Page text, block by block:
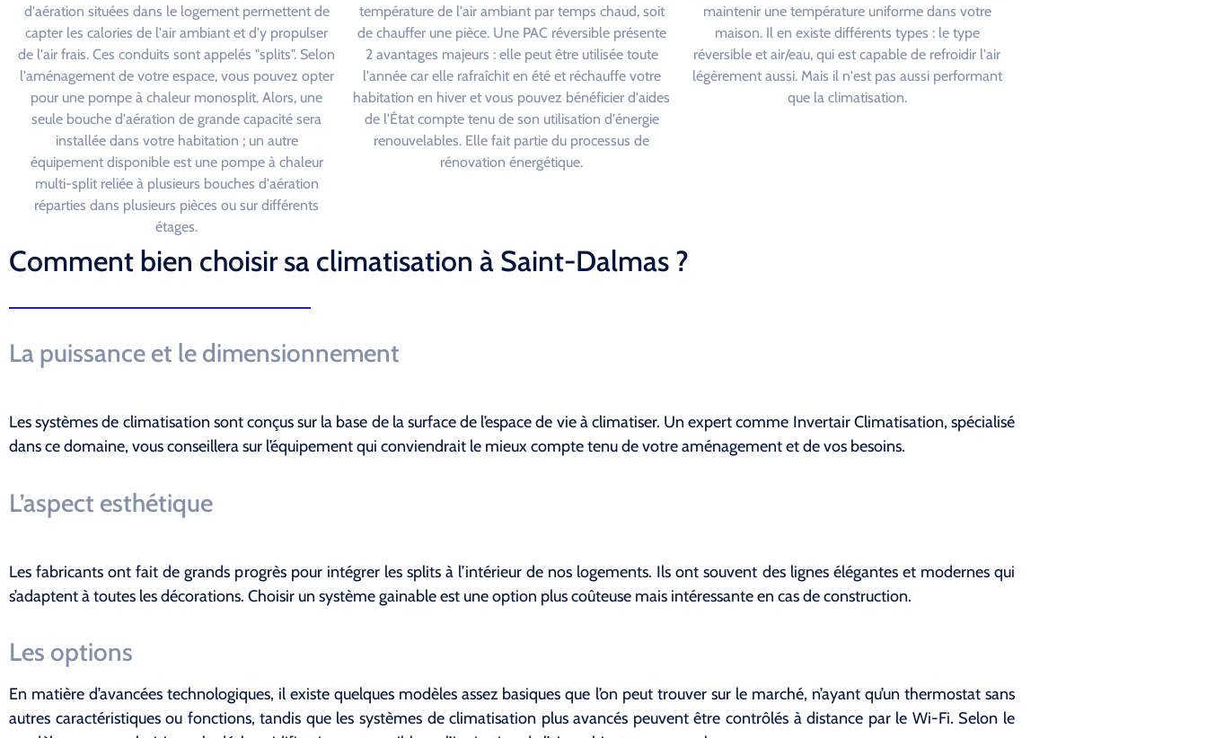
d'aération situées dans le logement permettent de
capter les calories de l'air ambiant et d'y propulser
de l'air frais. Ces conduits sont appelés "splits". Selon
l'aménagement de votre espace, vous pouvez opter
pour une pompe à chaleur monosplit. Alors, une
seule bouche d'aération de grande capacité sera
installée dans votre habitation ; un autre
équipement disponible est une pompe à chaleur
multi-split reliée à plusieurs bouches d'aération
réparties dans plusieurs pièces ou sur différents
étages.
température de l'air ambiant par temps chaud, soit
de chauffer une pièce. Une PAC réversible présente
2 avantages majeurs : elle peut être utilisée toute
l'année car elle rafraîchit en été et réchauffe votre
habitation en hiver et vous pouvez bénéficier d'aides
de l'État compte tenu de son utilisation d'énergie
renouvelables. Elle fait partie du processus de
rénovation énergétique.
maintenir une température uniforme dans votre
maison. Il en existe différents types : le type
réversible et air/eau, qui est capable de refroidir l'air
légèrement aussi. Mais il n'est pas aussi performant
que la climatisation.
Comment bien choisir sa climatisation à Saint-Dalmas ?
La puissance et le dimensionnement
Les systèmes de climatisation sont conçus sur la base de la surface de l’espace de vie à climatiser. Un expert comme Invertair Climatisation, spécialisé
dans ce domaine, vous conseillera sur l’équipement qui conviendrait le mieux compte tenu de votre aménagement et de vos besoins.
L’aspect esthétique
Les fabricants ont fait de grands progrès pour intégrer les splits à l’intérieur de nos logements. Ils ont souvent des lignes élégantes et modernes qui
s’adaptent à toutes les décorations. Choisir un système gainable est une option plus coûteuse mais intéressante en cas de construction.
Les options
En matière d’avancées technologiques, il existe quelques modèles assez basiques que l’on peut trouver sur le marché, n’ayant qu’un thermostat sans
autres caractéristiques ou fonctions, tandis que les systèmes de climatisation plus avancés peuvent être contrôlés à distance par le Wi-Fi. Selon le